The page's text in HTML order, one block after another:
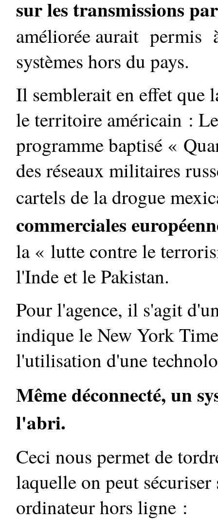
sur les transmissions
améliorée aurait permis
systèmes hors du pays.
Il semblerait en effet que
le territoire américain :
programme baptisé «
des réseaux militaires
cartels de la drogue
commerciales
la « lutte contre le
l'Inde et le Pakistan.
Pour l'agence, il s'agit
indique le New York
l'utilisation d'une
Même déconnecté, un
l'abri.
Ceci nous permet de
laquelle on peut
ordinateur hors ligne :